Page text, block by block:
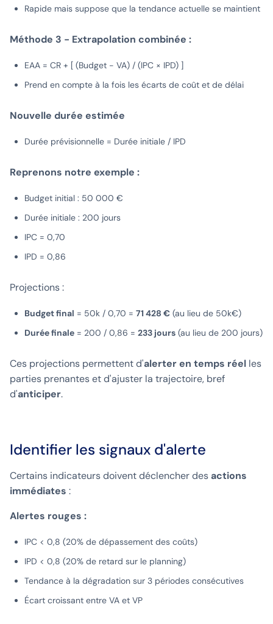
Rapide mais suppose que la tendance actuelle se maintient
Méthode 3 - Extrapolation combinée :
EAA = CR + [ (Budget - VA) / (IPC × IPD) ]
Prend en compte à la fois les écarts de coût et de délai
Nouvelle durée estimée
Durée prévisionnelle = Durée initiale / IPD
Reprenons notre exemple :
Budget initial : 50 000 €
Durée initiale : 200 jours
IPC = 0,70
IPD = 0,86
Projections :
Budget final = 50k / 0,70 = 71 428 € (au lieu de 50k€)
Durée finale = 200 / 0,86 = 233 jours (au lieu de 200 jours)
Ces projections permettent d'alerter en temps réel les
parties prenantes et d'ajuster la trajectoire, bref
d'anticiper.
Identifier les signaux d'alerte
Certains indicateurs doivent déclencher des actions
immédiates :
Alertes rouges :
IPC < 0,8 (20% de dépassement des coûts)
IPD < 0,8 (20% de retard sur le planning)
Tendance à la dégradation sur 3 périodes consécutives
Écart croissant entre VA et VP